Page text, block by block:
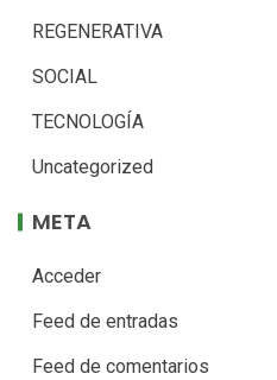
REGENERATIVA
SOCIAL
TECNOLOGÍA
Uncategorized
META
Acceder
Feed de entradas
Feed de comentarios